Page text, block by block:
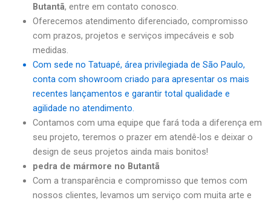
Butantã, entre em contato conosco.
Oferecemos atendimento diferenciado, compromisso
com prazos, projetos e serviços impecáveis e sob
medidas.
Com sede no Tatuapé, área privilegiada de São Paulo,
conta com showroom criado para apresentar os mais
recentes lançamentos e garantir total qualidade e
agilidade no atendimento.
Contamos com uma equipe que fará toda a diferença em
seu projeto, teremos o prazer em atendê-los e deixar o
design de seus projetos ainda mais bonitos!
pedra de mármore no Butantã
Com a transparência e compromisso que temos com
nossos clientes, levamos um serviço com muita arte e